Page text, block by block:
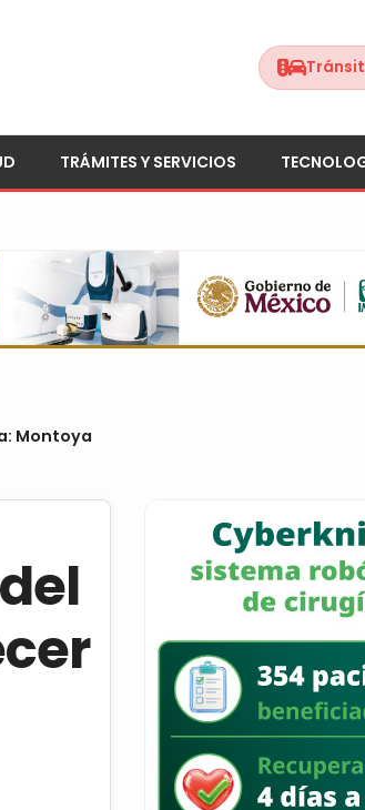
TRÁMITES Y SERVICIOS
Montoya